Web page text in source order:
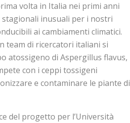
volta in Italia nei primi anni
stagionali inusuali per i nostri
ai cambiamenti climatici.
team di ricercatori italiani si
atossigeno di Aspergillus flavus,
con i ceppi tossigeni
e contaminare le piante di
del progetto per l’Università